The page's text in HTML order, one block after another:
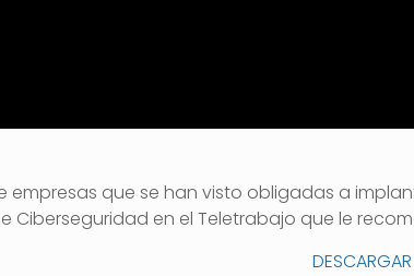
que se han visto obligadas a
Ciberseguridad en el Teletrabajo que le